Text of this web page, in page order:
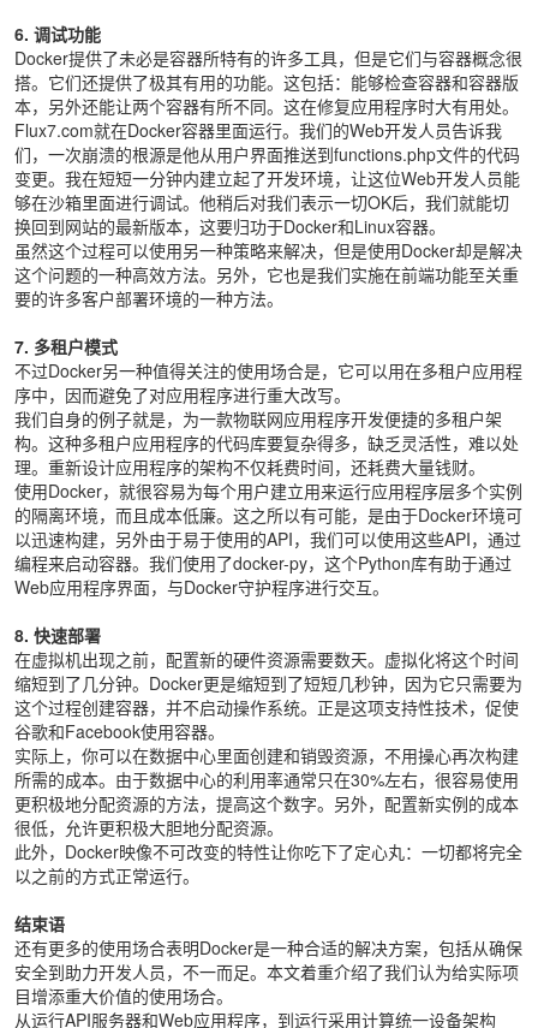
6. 调试功能
Docker提供了未必是容器所特有的许多工具，但是它们与容器概念很
搭。它们还提供了极其有用的功能。这包括：能够检查容器和容器版
本，另外还能让两个容器有所不同。这在修复应用程序时大有用处。
Flux7.com就在Docker容器里面运行。我们的Web开发人员告诉我
们，一次崩溃的根源是他从用户界面推送到functions.php文件的代码
变更。我在短短一分钟内建立起了开发环境，让这位Web开发人员能
够在沙箱里面进行调试。他稍后对我们表示一切OK后，我们就能切
换回到网站的最新版本，这要归功于Docker和Linux容器。
虽然这个过程可以使用另一种策略来解决，但是使用Docker却是解决
这个问题的一种高效方法。另外，它也是我们实施在前端功能至关重
要的许多客户部署环境的一种方法。
7. 多租户模式
不过Docker另一种值得关注的使用场合是，它可以用在多租户应用程
序中，因而避免了对应用程序进行重大改写。
我们自身的例子就是，为一款物联网应用程序开发便捷的多租户架
构。这种多租户应用程序的代码库要复杂得多，缺乏灵活性，难以处
理。重新设计应用程序的架构不仅耗费时间，还耗费大量钱财。
使用Docker，就很容易为每个用户建立用来运行应用程序层多个实例
的隔离环境，而且成本低廉。这之所以有可能，是由于Docker环境可
以迅速构建，另外由于易于使用的API，我们可以使用这些API，通过
编程来启动容器。我们使用了docker-py，这个Python库有助于通过
Web应用程序界面，与Docker守护程序进行交互。
8. 快速部署
在虚拟机出现之前，配置新的硬件资源需要数天。虚拟化将这个时间
缩短到了几分钟。Docker更是缩短到了短短几秒钟，因为它只需要为
这个过程创建容器，并不启动操作系统。正是这项支持性技术，促使
谷歌和Facebook使用容器。
实际上，你可以在数据中心里面创建和销毁资源，不用操心再次构建
所需的成本。由于数据中心的利用率通常只在30%左右，很容易使用
更积极地分配资源的方法，提高这个数字。另外，配置新实例的成本
很低，允许更积极大胆地分配资源。
此外，Docker映像不可改变的特性让你吃下了定心丸：一切都将完全
以之前的方式正常运行。
结束语
还有更多的使用场合表明Docker是一种合适的解决方案，包括从确保
安全到助力开发人员，不一而足。本文着重介绍了我们认为给实际项
目增添重大价值的使用场合。
从运行API服务器和Web应用程序，到运行采用计算统一设备架构